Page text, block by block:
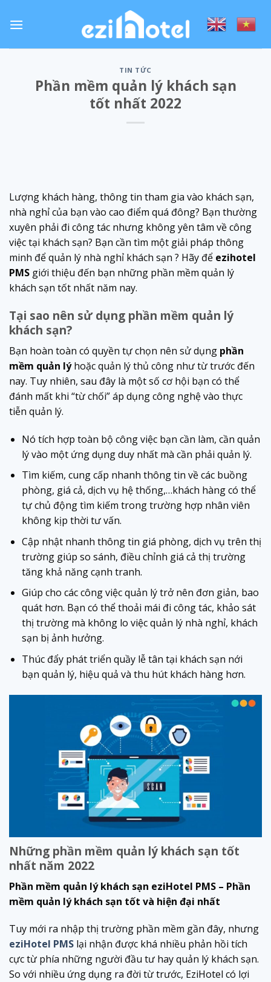
TIN TỨC
Phần mềm quản lý khách sạn
tốt nhất 2022
Lượng khách hàng, thông tin tham gia vào khách sạn,
nhà nghỉ của bạn vào cao điểm quá đông? Bạn thường
xuyên phải đi công tác nhưng không yên tâm về công
việc tại khách sạn? Bạn cần tìm một giải pháp thông
minh để quản lý nhà nghỉ khách sạn ? Hãy để ezihotel
PMS giới thiệu đến bạn những phần mềm quản lý
khách sạn tốt nhất năm nay.
Tại sao nên sử dụng phần mềm quản lý
khách sạn?
Bạn hoàn toàn có quyền tự chọn nên sử dụng phần
mềm quản lýhoặc quản lý thủ công như từ trước đến
nay. Tuy nhiên, sau đây là một số cơ hội bạn có thể
đánh mất khi “từ chối” áp dụng công nghệ vào thực
tiễn quản lý.
Nó tích hợp toàn bộ công việc bạn cần làm, cần quản
lý vào một ứng dụng duy nhất mà cần phải quản lý.
Tìm kiếm, cung cấp nhanh thông tin về các buồng
phòng, giá cả, dịch vụ hệ thống,…khách hàng có thể
tự chủ động tìm kiếm trong trường hợp nhân viên
không kịp thời tư vấn.
Cập nhật nhanh thông tin giá phòng, dịch vụ trên thị
trường giúp so sánh, điều chỉnh giá cả thị trường
tăng khả năng cạnh tranh.
Giúp cho các công việc quản lý trở nên đơn giản, bao
quát hơn. Bạn có thể thoải mái đi công tác, khảo sát
thị trường mà không lo việc quản lý nhà nghỉ, khách
sạn bị ảnh hưởng.
Thúc đẩy phát triển quầy lễ tân tại khách sạn nới
bạn quản lý, hiệu quả và thu hút khách hàng hơn.
Những phần mềm quản lý khách sạn tốt
nhất năm 2022
Phần mềm quản lý khách sạn eziHotel PMS – Phần
mềm quản lý khách sạn tốt và hiện đại nhất
Tuy mới ra nhập thị trường phần mềm gần đây, nhưng
eziHotel PMS lại nhận được khá nhiều phản hồi tích
cực từ phía những người đầu tư hay quản lý khách sạn.
So với nhiều ứng dụng ra đời từ trước, EziHotel có lợi